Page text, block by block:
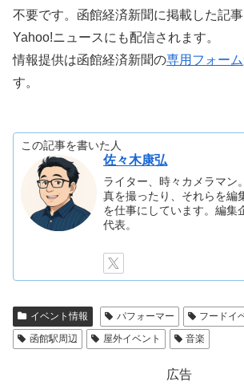
不要です。函館経済新聞に掲載した記
Yahoo!ニュースにも配信されます。
情報提供は函館経済新聞の専用フォーム
す。
この記事を書いた人
佐々木康弘
ライター、時々カメラマン
真を撮ったり、それらを編
を仕事にしています。編集
代表。
イベント情報 パフォーマー
フードイ
函館駅周辺
屋外イベント 音楽
広告